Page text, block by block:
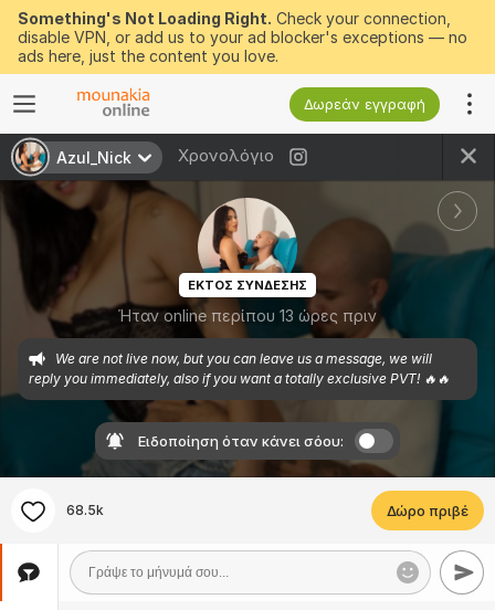
Something's Not Loading Right. Check your connection,
disable VPN, or add us to your ad blocker's exceptions — no
ads here, just the content you love.
Δωρεάν εγγραφή
Azul_Nick Χρονολόγιο
ΕΚΤΟΣ ΣΥΝΔΕΣΗΣ
Ήταν online περίπου 13 ώρες πριν
We are not live now, but you can leave us a message, we will
reply you immediately, also if you want a totally exclusive PVT! 🔥🔥
Ειδοποίηση όταν κάνει σόου:
68.5k Δώρο πριβέ